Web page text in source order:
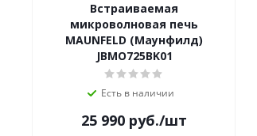
Встраиваемая
микроволновая печь
MAUNFELD (Маунфилд)
JBMO725BK01
Есть в наличии
25 990 руб./шт